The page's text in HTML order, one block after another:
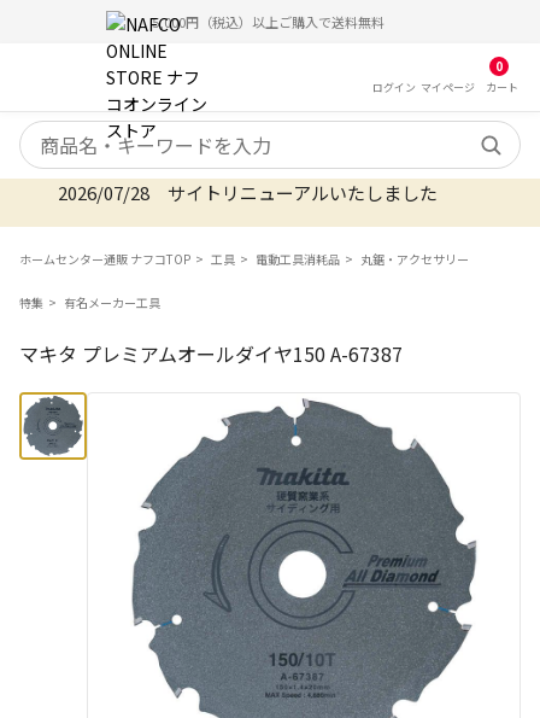
5,000円（税込）以上ご購入で送料無料
ログイン マイ ページ
0
カート
検索キーワード
2026/07/28 サイトリニューアルいたしました
ホームセンター通販 ナフコTOP 工具 電動工具消耗品 丸鋸・アクセサリー
特集 有名メーカー工具
マキタ プレミアムオールダイヤ150 A-67387